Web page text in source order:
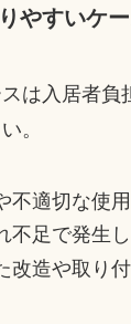
やすいケ
は入居者負
。
不適切な使
不足で発生
改造や取り